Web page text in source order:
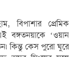
বিপাশার প্রেমিক
বঙ্গতনয়াকে ‘ওয়ান
কিন্তু কেস পুরো ঘুরে